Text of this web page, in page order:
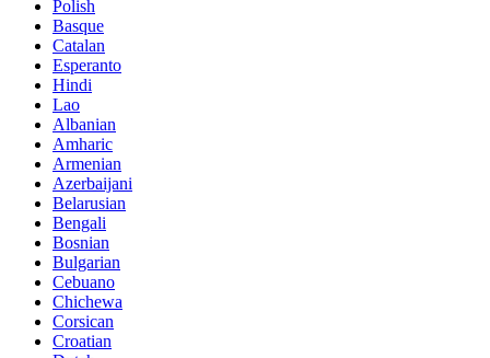
Polish
Basque
Catalan
Esperanto
Hindi
Lao
Albanian
Amharic
Armenian
Azerbaijani
Belarusian
Bengali
Bosnian
Bulgarian
Cebuano
Chichewa
Corsican
Croatian